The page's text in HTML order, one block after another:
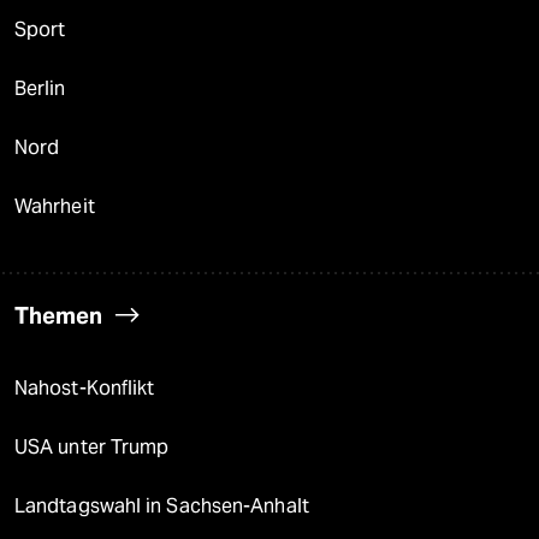
Sport
Berlin
Nord
Wahrheit
Themen
Nahost-Konflikt
USA unter Trump
Landtagswahl in Sachsen-Anhalt